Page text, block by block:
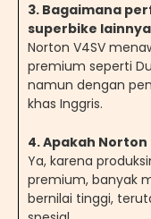
3. Bagaimana
superbike
Norton V4SV
premium seperti
namun dengan
khas Inggris.
4. Apakah
Ya, karena
premium, banyak
bernilai tinggi,